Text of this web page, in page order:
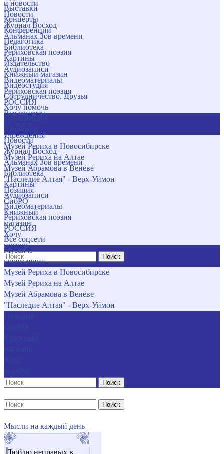
и новости
Новости
Журнал Восход
Альманах Зов времени
Библиотека
Картины
Аудиозаписи
Видеоматериалы
Рериховская поэзия
РОССИЯ
Все соцсети
учреждения
Музей Рериха в Новосибирске
Музей Рериха на Алтае
Музей Абрамова в Венёве
"Наследие Алтая" - Верх-Уймон
Позиция
СибРО
Книжный
магазин
Хочу
помочь
Поиск
Выставки
Концерты
Конференции
Педагогика
Рериховская поэзия
Издательство
Книжный магазин
Видеостудия
Сотрудничество. Друзья
Хочу помочь
Новости
Журнал Восход
Альманах Зов времени
Библиотека
Картины
Аудиозаписи
Видеоматериалы
Рериховская поэзия
РОССИЯ
Все соцсети
Музеи и
учреждения
Музей Рериха в Новосибирске
Музей Рериха на Алтае
Музей Абрамова в Венёве
"Наследие Алтая" - Верх-Уймон
Поиск
Поиск
Мысли на каждый день